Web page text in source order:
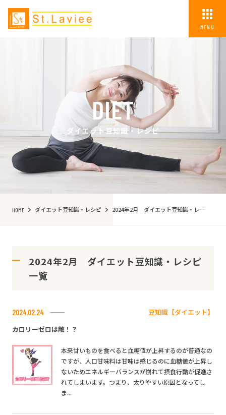
MENU
DIET
ダイエット豆知識・レシピ
HOME ダイエット豆知識・レシピ 2024年2月 ダイエット豆知識・レシピ一覧
2024年2月 ダイエット豆知識・レシピ
一覧
2024.02.24
豆知識【ダイエット】
カロリーゼロは敵！？
本来甘いものを食べると血糖値が上昇するのが普通なの
ですが、人口甘味料は甘味は感じるのに血糖値が上昇し
ないためエネルギーバランスが崩れて摂食行動が促進さ
れてしまいます。つまり、太りやすい原因となってし
ま...